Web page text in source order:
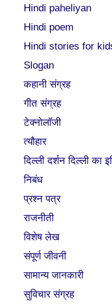
Hindi paheliyan
Hindi poem
Hindi stories for
Slogan
कहानी संग्रह
गीत संग्रह
टेक्नोलॉजी
त्यौहार
दिल्ली दर्शन दिल्ली का
निबंध
प्रश्न पत्र
राजनीती
विशेष लेख
संपूर्ण जीवनी
सामान्य जानकारी
सुविचार संग्रह